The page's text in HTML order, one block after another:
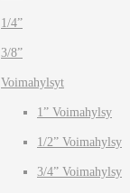
1/4”
3/8”
Voimahylsyt
1” Voimahylsy
1/2” Voimahylsy
3/4” Voimahylsy